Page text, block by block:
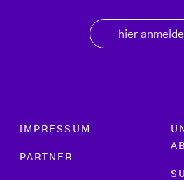
hier
Footer menu
IMPRESSUM
PARTNER